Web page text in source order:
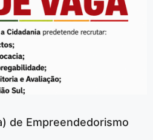
de Empreendedorismo